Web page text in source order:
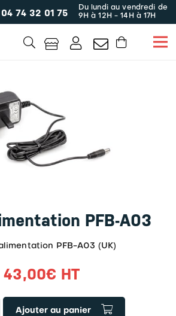
04 74 32 01 75
Du lundi au vendredi de
9H à 12H - 14H à 17H
PFB-A03
PFB-A03 (UK)
43,00€ HT
Ajouter au panier